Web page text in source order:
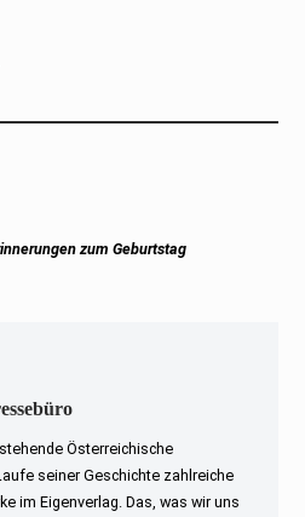
zum Geburtstag
Österreichische
seiner Geschichte zahlreiche
im Eigenverlag. Das, was wir uns